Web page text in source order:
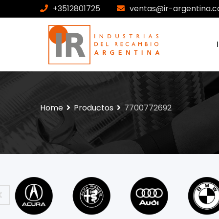
+3512801725 ventas@ir-
Home Productos 7700772692